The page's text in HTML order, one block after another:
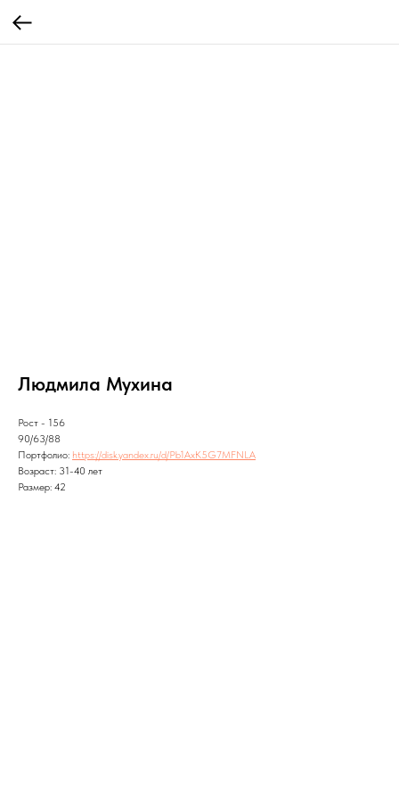
Людмила Мухина
Рост - 156
90/63/88
Портфолио: https://disk.yandex.ru/d/Pb1AxK5G7MFNLA
Возраст: 31-40 лет
Размер: 42